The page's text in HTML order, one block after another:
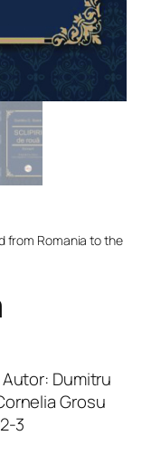
from Romania to the
Dumitru
Grosu
3